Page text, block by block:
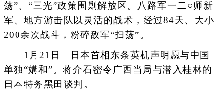
荡”、“三光”政策围剿解放区。八路军一二○师新
军、地方游击队以灵活的战术，经过84天、大小
200余次战斗，粉碎敌军“扫荡”。
1月21日 日本首相东条英机声明愿与中国
单独“媾和”。蒋介石密令广西当局与潜入桂林的
日本特务黑田谈判。